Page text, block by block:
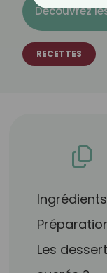
Découvrez
RECETTES
Ingrédients
Les